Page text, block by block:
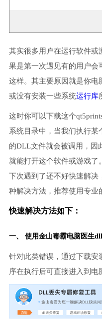
其实很多用户在运行软件或
果是第一次遇见有的用户会
这样。其主要原因就是你电
或没有安装一些系统运行库
这时你可以下载这个
系统目录中，当我们执行某
的DLL文件就会被调用，因
就能打开这个软件或游戏了
下次遇到了还不好快速解决
种解决方法，推荐使用专业
快速解决方法如下：
一、 使用金山毒霸电脑医生
针对此类错误，通过下载安
序在执行后可直接进入到电